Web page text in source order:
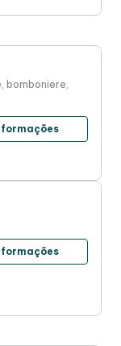
bomboniere,